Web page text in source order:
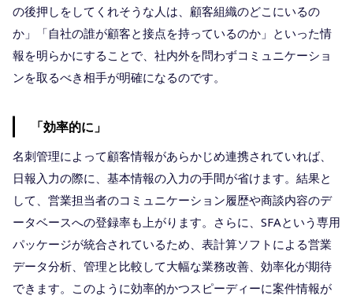
の後押しをしてくれそうな人は、顧客組織のどこにいるの
か」「自社の誰が顧客と接点を持っているのか」といった情
報を明らかにすることで、社内外を問わずコミュニケーショ
ンを取るべき相手が明確になるのです。
「効率的に」
名刺管理によって顧客情報があらかじめ連携されていれば、
日報入力の際に、基本情報の入力の手間が省けます。結果と
して、営業担当者のコミュニケーション履歴や商談内容のデ
ータベースへの登録率も上がります。さらに、SFAという専用
パッケージが統合されているため、表計算ソフトによる営業
データ分析、管理と比較して大幅な業務改善、効率化が期待
できます。このように効率的かつスピーディーに案件情報が